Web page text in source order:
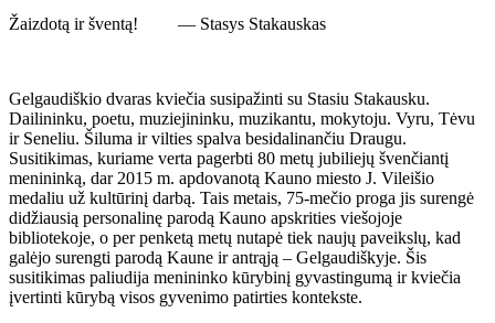
Žaizdotą ir šventą! — Stasys Stakauskas
Gelgaudiškio dvaras kviečia susipažinti su Stasiu Stakausku.
Dailininku, poetu, muziejininku, muzikantu, mokytoju. Vyru, Tėvu
ir Seneliu. Šiluma ir vilties spalva besidalinančiu Draugu.
Susitikimas, kuriame verta pagerbti 80 metų jubiliejų švenčiantį
menininką, dar 2015 m. apdovanotą Kauno miesto J. Vileišio
medaliu už kultūrinį darbą. Tais metais, 75-mečio proga jis surengė
didžiausią personalinę parodą Kauno apskrities viešojoje
bibliotekoje, o per penketą metų nutapė tiek naujų paveikslų, kad
galėjo surengti parodą Kaune ir antrąją – Gelgaudiškyje. Šis
susitikimas paliudija menininko kūrybinį gyvastingumą ir kviečia
įvertinti kūrybą visos gyvenimo patirties kontekste.